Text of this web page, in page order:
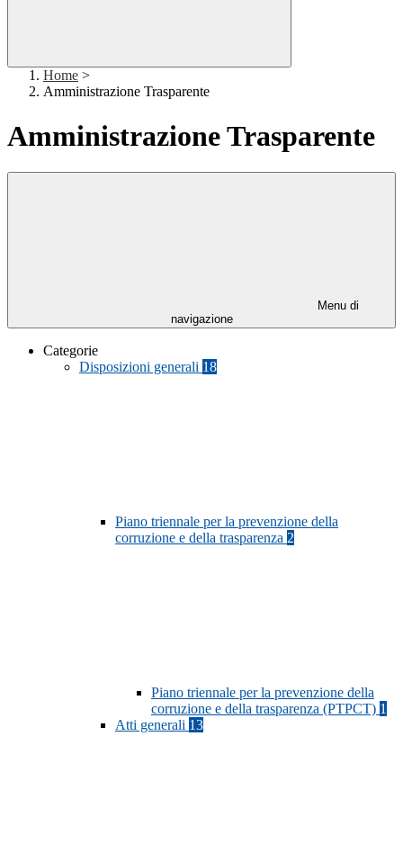
Home >
Amministrazione Trasparente
Amministrazione Trasparente
Menu di
navigazione
Categorie
Disposizioni generali 18
Piano triennale per la prevenzione della
corruzione e della trasparenza 2
Piano triennale per la prevenzione della
corruzione e della trasparenza (PTPCT) 1
Atti generali 13